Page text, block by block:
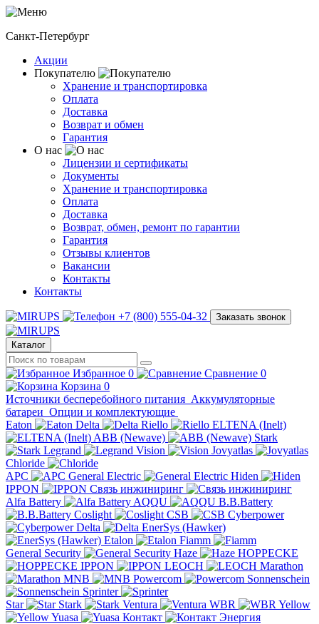
Санкт-Петербург
Акции
Покупателю
Хранение и транспортировка
Оплата
Доставка
Возврат и обмен
Гарантия
О нас
Лицензии и сертификаты
Документы
Хранение и транспортировка
Оплата
Доставка
Возврат, обмен, ремонт по гарантии
Гарантия
Отзывы клиентов
Вакансии
Контакты
Контакты
+7 (800) 555-04-32 Заказать звонок
Каталог
Избранное 0 Сравнение 0
Корзина 0
Источники бесперебойного питания Аккумуляторные
батареи Опции и комплектующие
Eaton
Delta Riello
ELTENA (Inelt)
ABB (Newave)
Stark
Legrand
Vision
Jovyatlas
Chloride
APC
General Electric
Hiden
IPPON
Связь инжиниринг
Alfa Battery
AQQU
B.B.Battery
Coslight
CSB
Cyberpower
Delta
EnerSys (Hawker)
Etalon
Fiamm
General Security
Haze
HOPPECKE
IPPON
LEOCH
Marathon
MNB
Powercom
Sonnenschein
Sprinter
Star
Stark Ventura WBR
Yellow
Yuasa
Контакт Энергия